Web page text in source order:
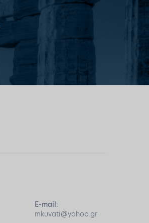
E-mail:
mkuvati@yahoo.gr